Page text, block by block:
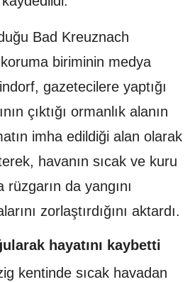
Bad Kreuznach
biriminin medya
gazetecilere yaptığı
çıktığı ormanlık alanın
imha edildiği alan olarak
havanın sıcak ve kuru
rüzgarın da yangını
zorlaştırdığını aktardı.
hayatını kaybetti
kentinde sıcak havadan